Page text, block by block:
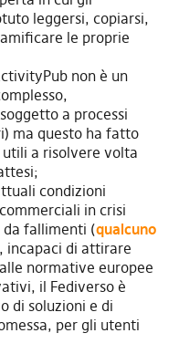
leggersi, copiarsi,
le proprie
non è un
a processi
ma questo ha fatto
a risolvere volta
condizioni
in crisi
fallimenti (qualcuno
incapaci di attirare
normative europee
il Fediverso è
di soluzioni e di
per gli utenti